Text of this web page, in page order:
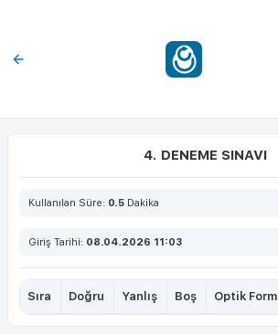
4. DENEME SINAVI
Kullanılan Süre: 0.5 Dakika
Giriş Tarihi: 08.04.2026 11:03
Sıra Doğru Yanlış Boş Optik Form